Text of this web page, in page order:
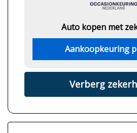
Auto kopen met
Aankoopkeuring
Verberg